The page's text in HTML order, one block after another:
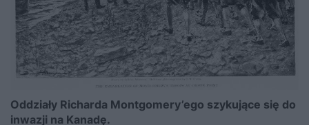
Oddziały Richarda Montgomery’ego szykujące się do
inwazji na Kanadę.